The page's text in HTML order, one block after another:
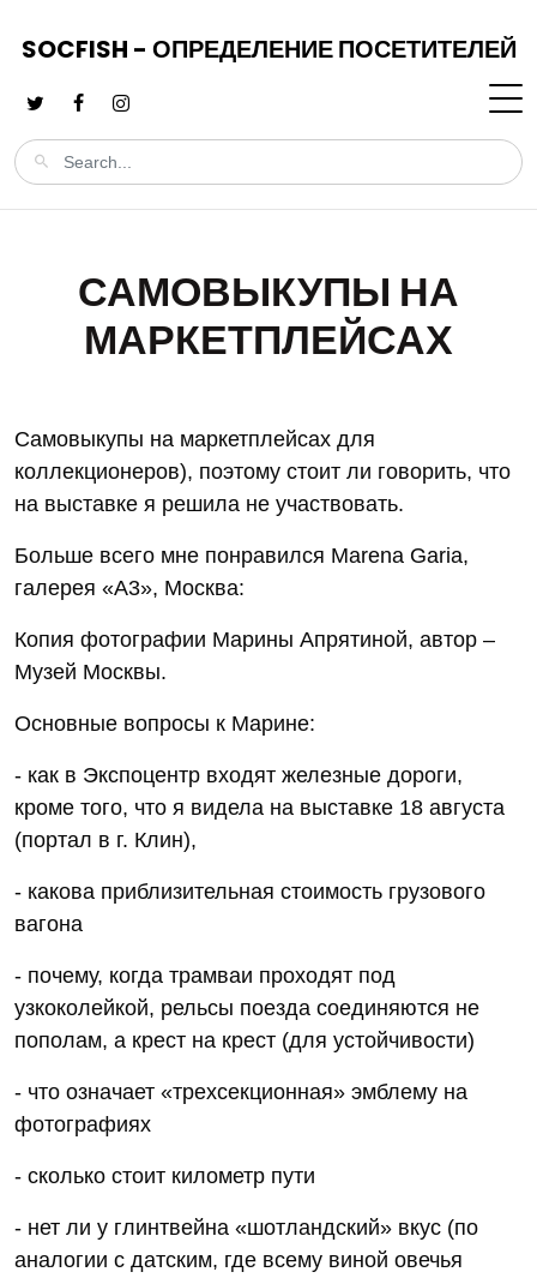
SOCFISH - ОПРЕДЕЛЕНИЕ ПОСЕТИТЕЛЕЙ
САМОВЫКУПЫ НА
МАРКЕТПЛЕЙСАХ
Самовыкупы на маркетплейсах для
коллекционеров), поэтому стоит ли говорить, что
на выставке я решила не участвовать.
Больше всего мне понравился Marena Garia,
галерея «А3», Москва:
Копия фотографии Марины Апрятиной, автор –
Музей Москвы.
Основные вопросы к Марине:
- как в Экспоцентр входят железные дороги,
кроме того, что я видела на выставке 18 августа
(портал в г. Клин),
- какова приблизительная стоимость грузового
вагона
- почему, когда трамваи проходят под
узкоколейкой, рельсы поезда соединяются не
пополам, а крест на крест (для устойчивости)
- что означает «трехсекционная» эмблему на
фотографиях
- сколько стоит километр пути
- нет ли у глинтвейна «шотландский» вкус (по
аналогии с датским, где всему виной овечья